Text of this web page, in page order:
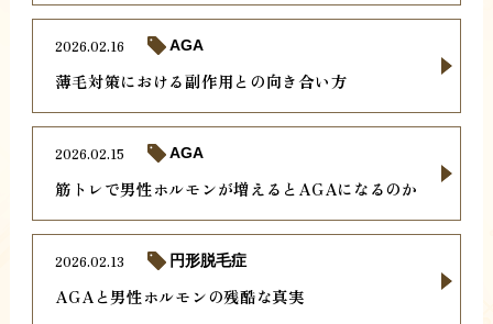
薄毛対策における副作用との向き合い方
2026.02.16 AGA
筋トレで男性ホルモンが増えるとAGAになるのか
2026.02.15 AGA
AGAと男性ホルモンの残酷な真実
2026.02.13 円形脱毛症